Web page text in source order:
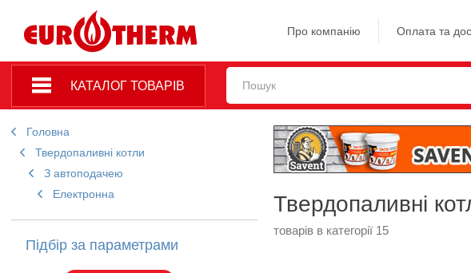
Про компанію Оплата та
КАТАЛОГ ТОВАРІВ
Головна
Твердопаливні котли
З автоподачею
Електронна
Підбір за параметрами
Твердопаливні
товарів в категорії 15